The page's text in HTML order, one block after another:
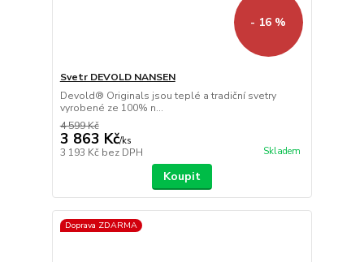
- 16 %
Svetr DEVOLD NANSEN
Devold® Originals jsou teplé a tradiční svetry
vyrobené ze 100% n...
4 599 Kč
3 863 Kč/ks
3 193 Kč bez DPH Skladem
Koupit
Doprava ZDARMA